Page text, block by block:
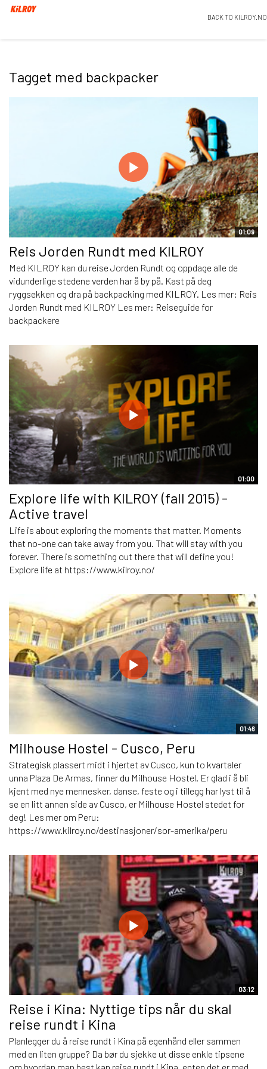
BACK TO KILROY.NO
Tagget med backpacker
01:09
Reis Jorden Rundt med KILROY
Med KILROY kan du reise Jorden Rundt og oppdage alle de
vidunderlige stedene verden har å by på. Kast på deg
ryggsekken og dra på backpacking med KILROY. Les mer: Reis
Jorden Rundt med KILROY Les mer: Reiseguide for
backpackere
01:00
Explore life with KILROY (fall 2015) -
Active travel
Life is about exploring the moments that matter. Moments
that no-one can take away from you. That will stay with you
forever. There is something out there that will define you!
Explore life at https://www.kilroy.no/
01:46
Milhouse Hostel - Cusco, Peru
Strategisk plassert midt i hjertet av Cusco, kun to kvartaler
unna Plaza De Armas, finner du Milhouse Hostel. Er glad i å bli
kjent med nye mennesker, danse, feste og i tillegg har lyst til å
se en litt annen side av Cusco, er Milhouse Hostel stedet for
deg! Les mer om Peru:
https://www.kilroy.no/destinasjoner/sor-amerika/peru
03:12
Reise i Kina: Nyttige tips når du skal
reise rundt i Kina
Planlegger du å reise rundt i Kina på egenhånd eller sammen
med en liten gruppe? Da bør du sjekke ut disse enkle tipsene